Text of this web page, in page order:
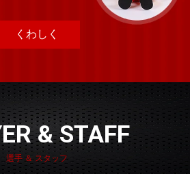
くわしく
& STAFF
選手 ＆ スタッフ